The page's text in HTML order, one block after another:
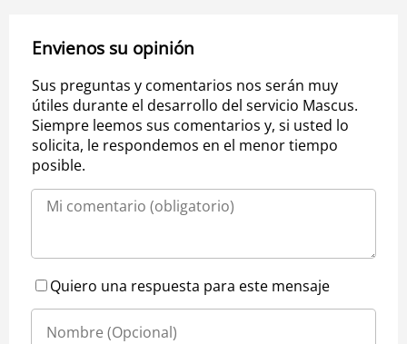
Envienos su opinión
Sus preguntas y comentarios nos serán muy
útiles durante el desarrollo del servicio Mascus.
Siempre leemos sus comentarios y, si usted lo
solicita, le respondemos en el menor tiempo
posible.
Quiero una respuesta para este mensaje